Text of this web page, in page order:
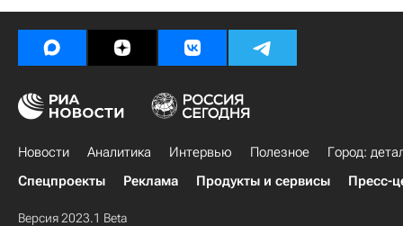
Новости Аналитика Интервью Полезное
Город:
Спецпроекты
Реклама Продукты и сервисы Пресс-
Версия 2023.1 Beta